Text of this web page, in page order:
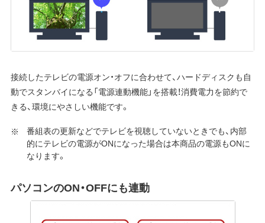
接続したテレビの電源オン・オフに合わせて、ハードディスクも自
動でスタンバイになる「電源連動機能」を搭載！消費電力を節約で
きる、環境にやさしい機能です。
番組表の更新などでテレビを視聴していないときでも、内部
的にテレビの電源がONになった場合は本商品の電源もONに
なります。
パソコンのON・OFFにも連動